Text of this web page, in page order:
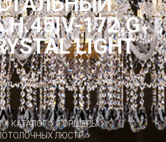
172.G
LIGHT
КАТАЛОГ
ТОРШЕРЫ
ЛЮСТР